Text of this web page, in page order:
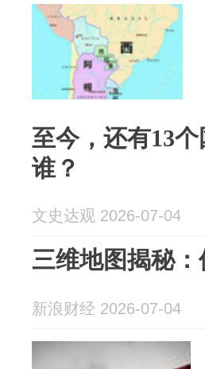
至今，还有13
谁？
文史达观 2026-07-04
三维地图揭秘
新浪财经 2026-07-04